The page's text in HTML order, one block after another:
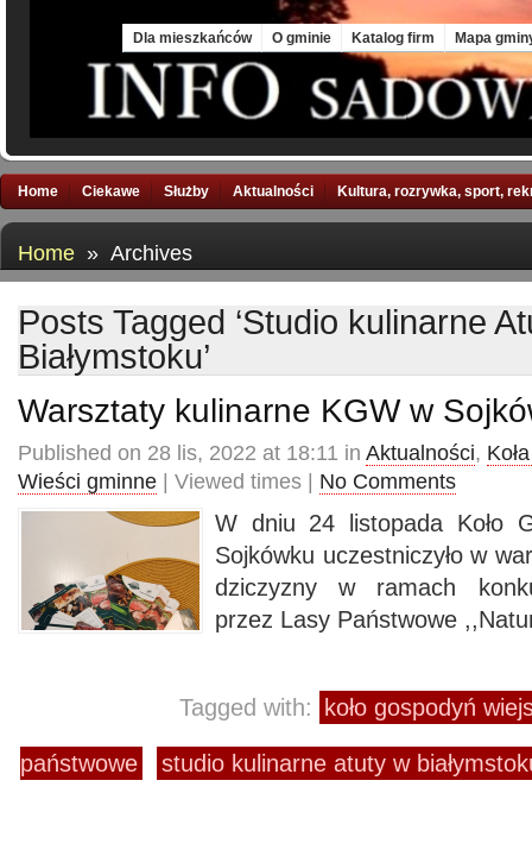
Dla mieszkańców O gminie Katalog firm Mapa
Home Ciekawe Służby Aktualności Kultura, rozrywka, sport,
Home » Archives
Posts Tagged ‘Studio kulinarne
Białymstoku’
Warsztaty kulinarne KGW w
Published on 28 lis, 2022 at 18:11 in Aktualności,
Wieści gminne | Viewed times | No Comments
W dniu 24 listopada Koło
Sojkówku uczestniczyło w
dziczyzny w ramach
przez Lasy Państwowe
Tagged with: koło gospodyń
państwowe studio kulinarne atuty w